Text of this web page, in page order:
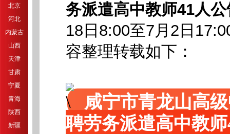
北京
河北
内蒙古
山西
天津
甘肃
宁夏
青海
陕西
新疆
务派遣高中教师41人公
18日8:00至7月2日
容整理转载如下：
咸宁市青龙山高
聘劳务派遣高中教